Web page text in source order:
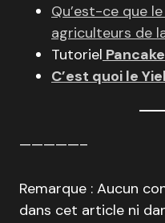
Qu’est-ce que le
agriculteurs de
Tutoriel
C’est quoi le
—————–
Remarque : Aucun
dans cet article ni